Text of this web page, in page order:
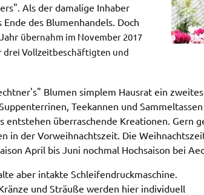
Als der damalige Inhaber
des Blumenhandels. Doch
übernahm im November 2017
drei Vollzeitbeschäftigten und
Blumen simplem Hausrat ein
Teekannen und
entstehen überraschende Kreationen. Gern
in der Vorweihnachtszeit. Die
April bis Juni nochmal Hochsaison bei
aber intakte Schleifendruckmaschine.
und Sträuße werden hier individuell